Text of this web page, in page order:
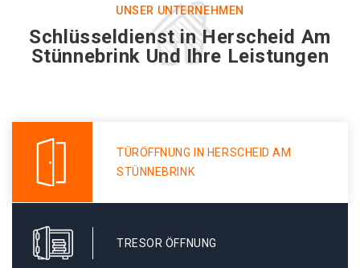
UNSER UNTERNEHMEN
Schlüsseldienst in Herscheid Am
Stünnebrink Und Ihre Leistungen
TÜRÖFFNUNG IN HERSCHEID AM
STÜNNEBRINK
TRESOR ÖFFNUNG